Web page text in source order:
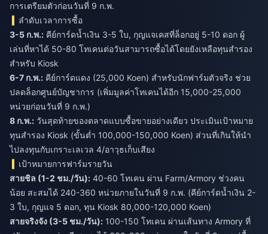
การเตรียมตัวก่อนวันที่ 9 ก.พ.
ลำดับเวลาการซื้อ
3-5 ก.พ.: คีย์การ์ดน้ำเงิน 3-5 ใบ, กุญแจเคสที่ล็อกอยู่ 5-10 ดอก ผู้
เล่นที่หาได้ 50-80 โทเคนต่อวันสามารถซื้อได้โดยยังเหลือทุนสำรอง
สำหรับ Kiosk
6-7 ก.พ.: คีย์การ์ดแดง (25,000 Koen) สำหรับนักฟาร์มตัวจริง ช่วย
ปลดล็อกศูนย์บัญชาการ (เพิ่มมูลค่าโทเคนได้อีก 15,000-25,000
หน่วยก่อนวันที่ 9 ก.พ.)
8 ก.พ.: วันสุดท้ายของตลาดแบบซื้อขายอย่างเดียว ประเมินเป้าหมาย
ทุนสำรอง Kiosk (ขั้นต่ำ 100,000-150,000 Koen) ส่วนที่เกินให้นำ
ไปลงทุนกับเกราะเลเวล 4/อาวุธเก็บเสียง
เป้าหมายการฟาร์มรายวัน
สายชิล (1-2 ชม./วัน): 40-60 โทเคน ผ่าน Farm/Armory ช่วงคน
น้อย สะสมได้ 240-360 หน่วยภายในวันที่ 9 ก.พ. (คีย์การ์ดน้ำเงิน 2-
3 ใบ, กุญแจ 5 ดอก, ทุน Kiosk 80,000-120,000 Koen)
สายจริงจัง (3-5 ชม./วัน): 100-150 โทเคน ผ่านเส้นทาง Armory ที่